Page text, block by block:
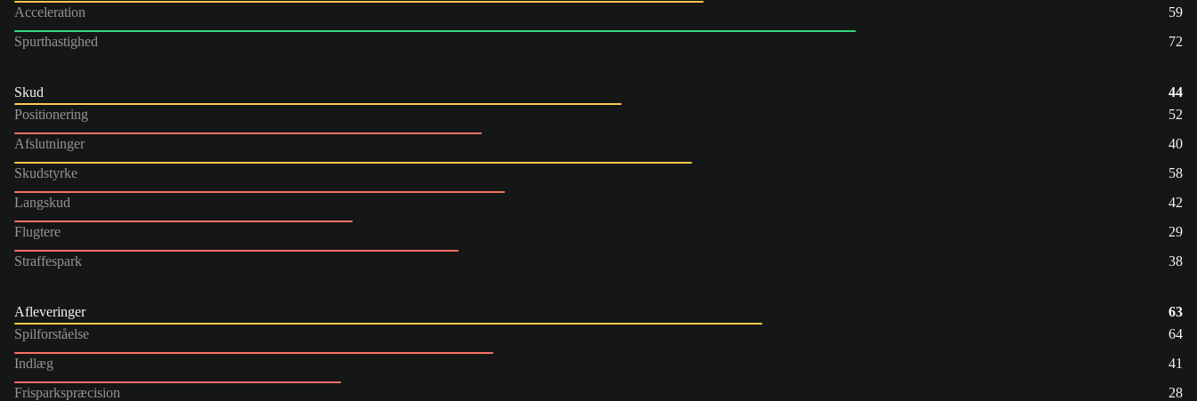
Acceleration
59
Spurthastighed
72
Skud
44
Positionering
52
Afslutninger
40
Skudstyrke
58
Langskud
42
Flugtere
29
Straffespark
38
Afleveringer
63
Spilforståelse
64
Indlæg
41
Frisparkspræcision
28